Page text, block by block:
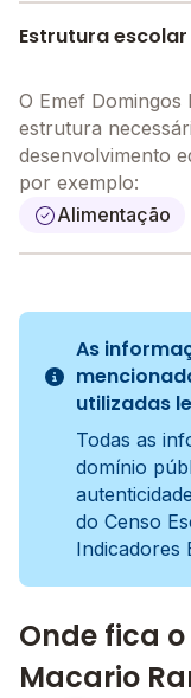
Estrutura escolar
O Emef
estrutura
desenvolvimento
por exemplo:
Alimentação
As
utilizadas
Todas as
domínio
do Censo
Indicadores
Onde fica
Macario